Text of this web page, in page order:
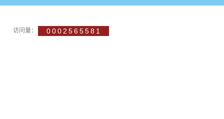
访问量： 0002565581